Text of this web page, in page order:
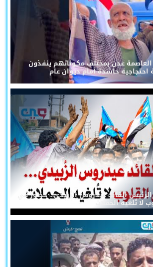
العاصمة عدن بمختلف مكوناتهم ينفذون
احتجاجية حاشدة أمام ديوان عام
القائد عيدروس الزُبيدي... حضورٌ في
لا تُلغيه الحملات